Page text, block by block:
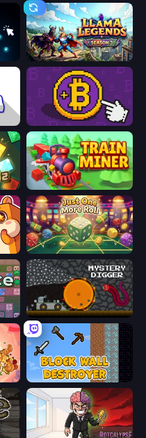
Llama Legends
Money Maker
Train Miner
Just One More Roll
Mystery Digger
Block Wall Destroyer